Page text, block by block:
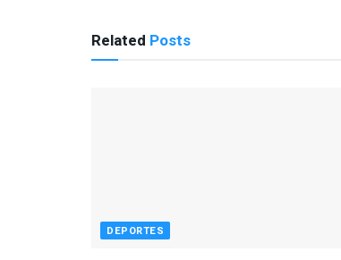
Related Posts
DEPORTES